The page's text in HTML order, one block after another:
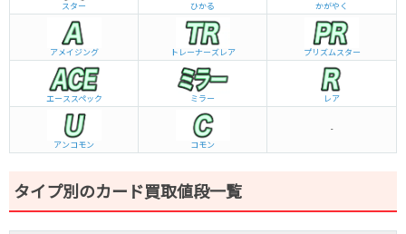
スター ひかる かがやく
アメイジング トレーナーズレア プリズムスター
エーススペック ミラー レア
アンコモン コモン
-
タイプ別のカード買取値段一覧